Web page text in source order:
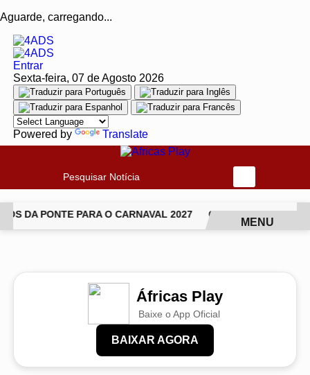
Aguarde, carregando...
Entrar
Sexta-feira, 07 de Agosto 2026
Powered by Translate
Pesquisar Notícia
DA PONTE PARA O CARNAVAL 2027 CANTORA LUDMILLA
MENU
Áfricas Play
Baixe o App Oficial
BAIXAR AGORA